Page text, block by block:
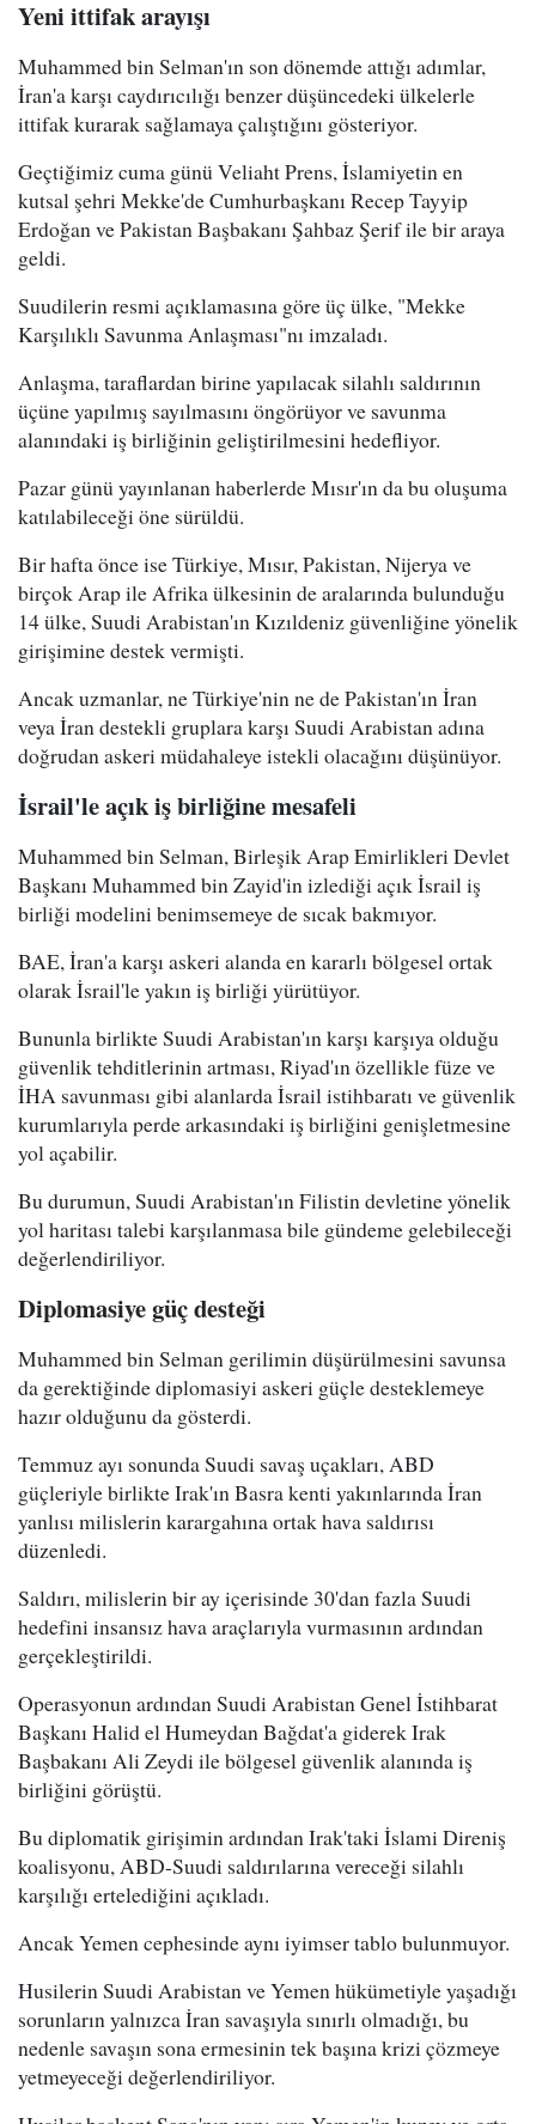
Yeni ittifak arayışı
Muhammed bin Selman'ın son dönemde attığı adımlar,
İran'a karşı caydırıcılığı benzer düşüncedeki ülkelerle
ittifak kurarak sağlamaya çalıştığını gösteriyor.
Geçtiğimiz cuma günü Veliaht Prens, İslamiyetin en
kutsal şehri Mekke'de Cumhurbaşkanı Recep Tayyip
Erdoğan ve Pakistan Başbakanı Şahbaz Şerif ile bir araya
geldi.
Suudilerin resmi açıklamasına göre üç ülke, "Mekke
Karşılıklı Savunma Anlaşması"nı imzaladı.
Anlaşma, taraflardan birine yapılacak silahlı saldırının
üçüne yapılmış sayılmasını öngörüyor ve savunma
alanındaki iş birliğinin geliştirilmesini hedefliyor.
Pazar günü yayınlanan haberlerde Mısır'ın da bu oluşuma
katılabileceği öne sürüldü.
Bir hafta önce ise Türkiye, Mısır, Pakistan, Nijerya ve
birçok Arap ile Afrika ülkesinin de aralarında bulunduğu
14 ülke, Suudi Arabistan'ın Kızıldeniz güvenliğine yönelik
girişimine destek vermişti.
Ancak uzmanlar, ne Türkiye'nin ne de Pakistan'ın İran
veya İran destekli gruplara karşı Suudi Arabistan adına
doğrudan askeri müdahaleye istekli olacağını düşünüyor.
İsrail'le açık iş birliğine mesafeli
Muhammed bin Selman, Birleşik Arap Emirlikleri Devlet
Başkanı Muhammed bin Zayid'in izlediği açık İsrail iş
birliği modelini benimsemeye de sıcak bakmıyor.
BAE, İran'a karşı askeri alanda en kararlı bölgesel ortak
olarak İsrail'le yakın iş birliği yürütüyor.
Bununla birlikte Suudi Arabistan'ın karşı karşıya olduğu
güvenlik tehditlerinin artması, Riyad'ın özellikle füze ve
İHA savunması gibi alanlarda İsrail istihbaratı ve güvenlik
kurumlarıyla perde arkasındaki iş birliğini genişletmesine
yol açabilir.
Bu durumun, Suudi Arabistan'ın Filistin devletine yönelik
yol haritası talebi karşılanmasa bile gündeme gelebileceği
değerlendiriliyor.
Diplomasiye güç desteği
Muhammed bin Selman gerilimin düşürülmesini savunsa
da gerektiğinde diplomasiyi askeri güçle desteklemeye
hazır olduğunu da gösterdi.
Temmuz ayı sonunda Suudi savaş uçakları, ABD
güçleriyle birlikte Irak'ın Basra kenti yakınlarında İran
yanlısı milislerin karargahına ortak hava saldırısı
düzenledi.
Saldırı, milislerin bir ay içerisinde 30'dan fazla Suudi
hedefini insansız hava araçlarıyla vurmasının ardından
gerçekleştirildi.
Operasyonun ardından Suudi Arabistan Genel İstihbarat
Başkanı Halid el Humeydan Bağdat'a giderek Irak
Başbakanı Ali Zeydi ile bölgesel güvenlik alanında iş
birliğini görüştü.
Bu diplomatik girişimin ardından Irak'taki İslami Direniş
koalisyonu, ABD-Suudi saldırılarına vereceği silahlı
karşılığı ertelediğini açıkladı.
Ancak Yemen cephesinde aynı iyimser tablo bulunmuyor.
Husilerin Suudi Arabistan ve Yemen hükümetiyle yaşadığı
sorunların yalnızca İran savaşıyla sınırlı olmadığı, bu
nedenle savaşın sona ermesinin tek başına krizi çözmeye
yetmeyeceği değerlendiriliyor.